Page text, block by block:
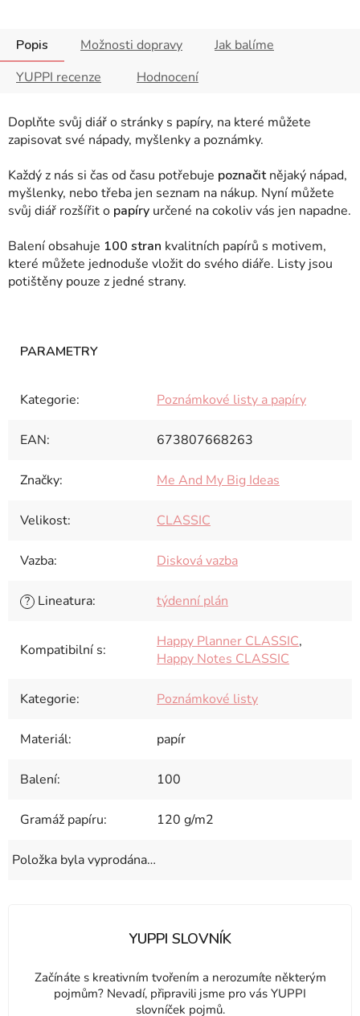
Popis Možnosti dopravy
Jak balíme
YUPPI recenze
Hodnocení
Doplňte svůj diář o stránky s papíry, na které můžete
zapisovat své nápady, myšlenky a poznámky.
Každý z nás si čas od času potřebuje poznačitnějaký nápad,
myšlenky, nebo třeba jen seznam na nákup. Nyní můžete
svůj diář rozšířit o papíry určené na cokoliv vás jen napadne.
Balení obsahuje 100 stran kvalitních papírů s motivem,
které můžete jednoduše vložit do svého diáře. Listy jsou
potištěny pouze z jedné strany.
Kategorie: Poznámkové listy a papíry
EAN: 673807668263
Značky: Me And My Big Ideas
Velikost: CLASSIC
Vazba: Disková vazba
? Lineatura: týdenní plán
Kompatibilní s: Happy Planner CLASSIC,
Happy Notes CLASSIC
Kategorie: Poznámkové listy
Materiál: papír
Balení: 100
Gramáž papíru: 120 g/m2
Položka byla vyprodána…
YUPPI SLOVNÍK
Začínáte s kreativním tvořením a nerozumíte některým
pojmům? Nevadí, připravili jsme pro vás YUPPI
slovníček pojmů.